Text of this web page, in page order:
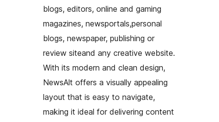
blogs, editors, online and gaming
magazines, newsportals,personal
blogs, newspaper, publishing or
review siteand any creative website.
With its modern and clean design,
NewsAlt offers a visually appealing
layout that is easy to navigate,
making it ideal for delivering content